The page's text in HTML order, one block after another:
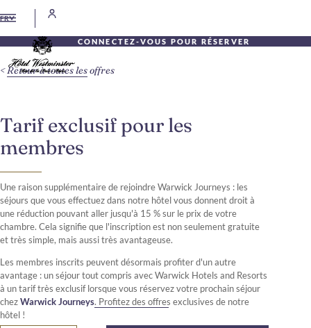
FR
CONNECTEZ-VOUS POUR RÉSERVER
Tarif exclusif pour les
membres
Une raison supplémentaire de rejoindre Warwick Journeys : les
séjours que vous effectuez dans notre hôtel vous donnent droit à
une réduction pouvant aller jusqu'à 15 % sur le prix de votre
chambre. Cela signifie que l'inscription est non seulement gratuite
et très simple, mais aussi très avantageuse.
Les membres inscrits peuvent désormais profiter d'un autre
avantage : un séjour tout compris avec Warwick Hotels and Resorts
à un tarif très exclusif lorsque vous réservez votre prochain séjour
chezWarwick Journeys. Profitez des offres exclusives de notre
hôtel !
Retour à toutes les offres